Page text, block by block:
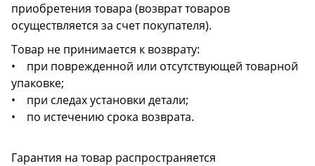
приобретения товара (возврат товаров
осуществляется за счет покупателя).
Товар не принимается к возврату:
• при поврежденной или отсутствующей товарной
упаковке;
• при следах установки детали;
• по истечению срока возврата.
Гарантия на товар распространяется